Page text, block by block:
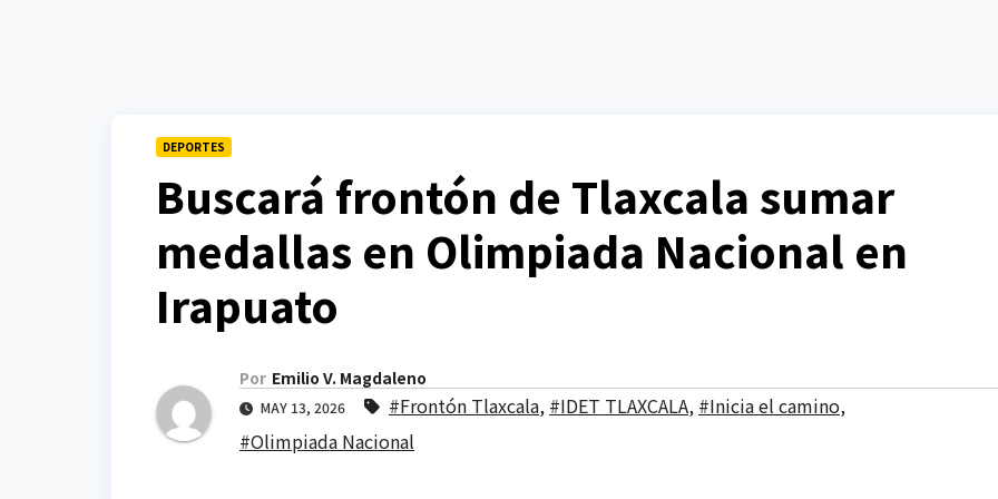
DEPORTES
Buscará frontón de Tlaxcala sumar
medallas en Olimpiada Nacional en
Irapuato
Por Emilio V. Magdaleno
MAY 13, 2026 #Frontón Tlaxcala, #IDET TLAXCALA, #Inicia el camino,
#Olimpiada Nacional
POLITICA